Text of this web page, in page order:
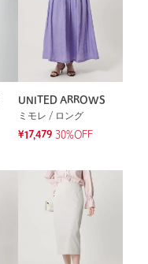
UNITED ARROWS
ミモレ / ロング
¥17,479 30%OFF